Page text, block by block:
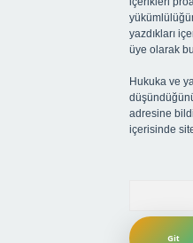
yazdıkları
üye olarak
Hukuka ve
adresine
içerisinde